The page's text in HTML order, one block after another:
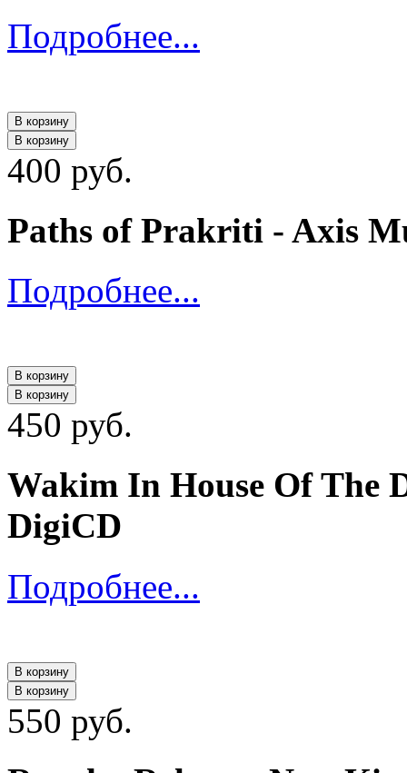
Подробнее...
В корзину
В корзину
400 руб.
Paths of Prakriti - Axis
Подробнее...
В корзину
В корзину
450 руб.
Wakim In House Of The
DigiCD
Подробнее...
В корзину
В корзину
550 руб.